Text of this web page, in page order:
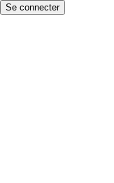
Se connecter